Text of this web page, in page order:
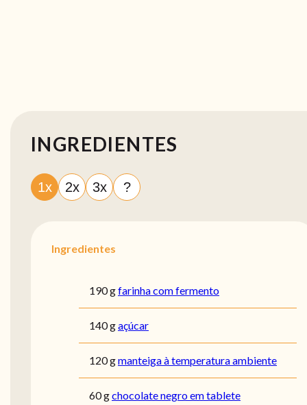
INGREDIENTES
1x 2x 3x ?
Ingredientes
190 gfarinha com fermento
140 gaçúcar
120 gmanteiga à temperatura ambiente
60 gchocolate negro em tablete